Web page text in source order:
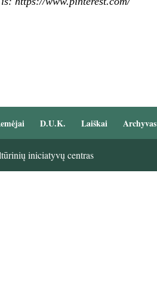
D.U.K. Laiškai Archyvas
iniciatyvų centras